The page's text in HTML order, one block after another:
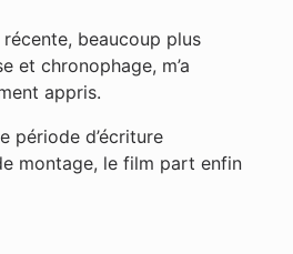
beaucoup plus
et chronophage, m’a
appris.
période d’écriture
montage, le film part enfin